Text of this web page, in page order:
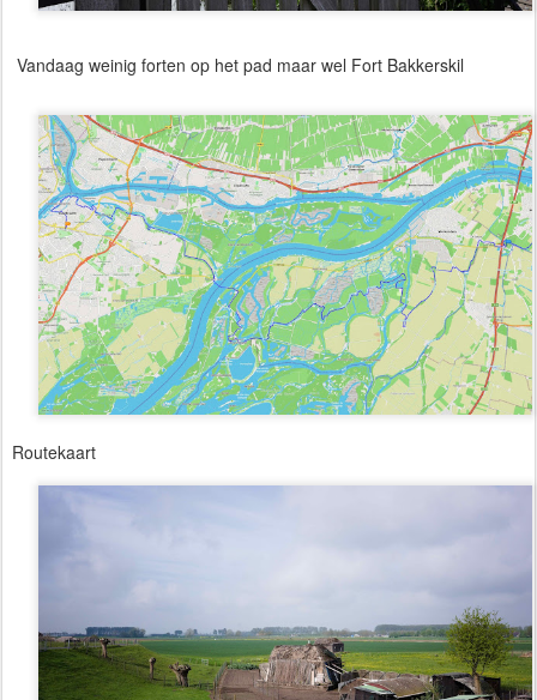
Vandaag weinig forten op het pad maar wel Fort Bakkerskil
Routekaart